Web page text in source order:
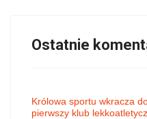
Ostatnie
Królowa sportu wkracza
pierwszy klub